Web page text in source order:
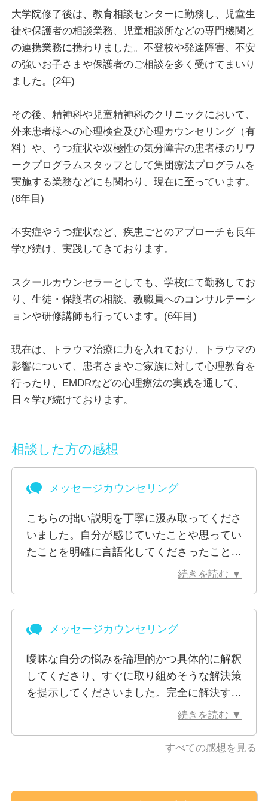
がお役に立てれば、と思っております。
ご相談内容には、大小はないと考えております。どん
な悩み事でも、とても大切なことです。
「こんなことを話したらしょうもないと思われる」
というお気持ちから、お一人で抱え込んでいらっしゃ
る方が多いのではないかと思います。
「誰かにもやもやしていることを話してみたい」
「辛い気持ちを誰かにわかってほしい」
「できることはしているが、どうすればよいかわから
こういったお気持ちを、ぜひカウンセリングでお話し
てみてはいかがでしょうか。
私自身が関わってきたご相談内容として、
精神疾患（うつ、強迫症、パニック症、社交不安症、
ＰＴＳＤなど）
ど）
子ども時代のつらかったこと（インナーチャイルド）
子育て上の悩み（不登校、癇癪など感情のコントロー
ルの難しさなど）
のことなど）
ご自身の性格や特性の悩み（自信がない、自分を好き
になれないなど）
お仕事の悩み（うまく仕事をこなせない、上司との関
などがあります。
こういったご相談内容に対して、認知行動療法やＥＭ
ここに挙げた内容に限らず、お困りごとやご希望に沿
って、伴走するようにお力添えしたいと考えておりま
す。
お辛いお気持ちは、うまく言葉にすることが難しいも
のです。
うまくまとめようとしなくても大丈夫です。
少しずつ、思いをお聞かせいただき、少しでも楽にな
た。
大学院修了後は、教育相談センターに勤務し、児童生
徒や保護者の相談業務、児童相談所などの専門機関と
の連携業務に携わりました。不登校や発達障害、不安
の強いお子さまや保護者のご相談を多く受けてまいり
ました。(2年)
その後、精神科や児童精神科のクリニックにおいて、
外来患者様への心理検査及び心理カウンセリング（有
料）や、うつ症状や双極性の気分障害の患者様のリワ
ークプログラムスタッフとして集団療法プログラムを
実施する業務などにも関わり、現在に至っています。
(6年目)
不安症やうつ症状など、疾患ごとのアプローチも長年
学び続け、実践してきております。
スクールカウンセラーとしても、学校にて勤務してお
り、生徒・保護者の相談、教職員へのコンサルテーシ
ョンや研修講師も行っています。(6年目)
現在は、トラウマ治療に力を入れており、トラウマの
影響について、患者さまやご家族に対して心理教育を
行ったり、EMDRなどの心理療法の実践を通して、
日々学び続けております。
相談した方の感想
メッセージカウンセリング
こちらの拙い説明を丁寧に汲み取ってくださ
いました。自分が感じていたことや思ってい
たことを明確に言語化してくださったこと
で、自分の心の中を整理でき、それだけで心
よいか助言してくださいました。花輪先生に
相談したことで、どん底のような気持ちから
回復し、悩みながらも穏やかに過ごしていま
す。また何かあったら相談させていただきた
いと思います。ありがとうございました。
続きを読む ▼
メッセージカウンセリング
曖昧な自分の悩みを論理的かつ具体的に解釈
してくださり、すぐに取り組めそうな解決策
を提示してくださいました。完全に解決する
のは時間がかかりそうなので、また悩んだ時
続きを読む ▼
すべての感想を見る